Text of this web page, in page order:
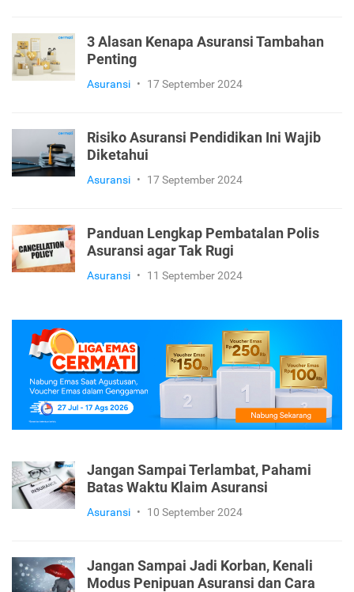
3 Alasan Kenapa Asuransi Tambahan
Penting
Asuransi • 17 September 2024
Risiko Asuransi Pendidikan Ini Wajib
Diketahui
Asuransi • 17 September 2024
Panduan Lengkap Pembatalan Polis
Asuransi agar Tak Rugi
Asuransi • 11 September 2024
Jangan Sampai Terlambat, Pahami
Batas Waktu Klaim Asuransi
Asuransi • 10 September 2024
Jangan Sampai Jadi Korban, Kenali
Modus Penipuan Asuransi dan Cara